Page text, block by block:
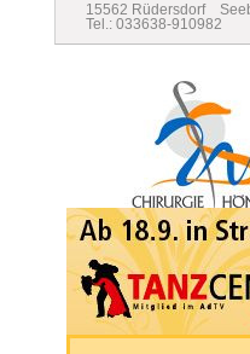
15562 Rüdersdorf
Tel.: 033638-910982